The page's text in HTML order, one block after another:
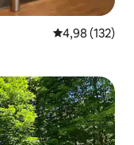
Gemiddelde
4,98 (132)